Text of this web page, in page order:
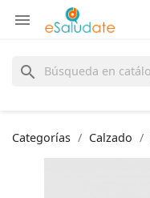

search
Categorías Calzado